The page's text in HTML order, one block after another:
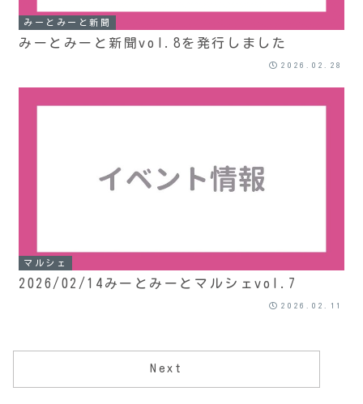
みーとみーと新聞
みーとみーと新聞vol.8を発行しました
2026.02.28
マルシェ
2026/02/14みーとみーとマルシェvol.7
2026.02.11
Next